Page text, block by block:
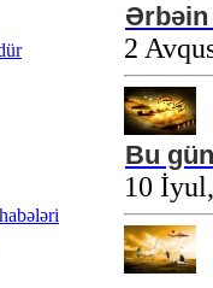
Ərbəin
2
Bu
10